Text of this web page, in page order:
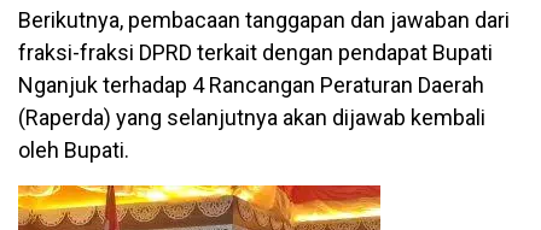
Berikutnya, pembacaan tanggapan dan jawaban dari
fraksi-fraksi DPRD terkait dengan pendapat Bupati
Nganjuk terhadap 4 Rancangan Peraturan Daerah
(Raperda) yang selanjutnya akan dijawab kembali
oleh Bupati.